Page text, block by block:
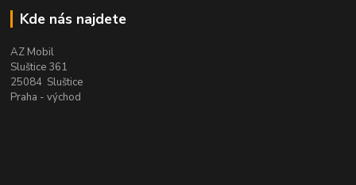
Kde nás najdete
AZ Mobil
Sluštice 361
25084 Sluštice
Praha - východ